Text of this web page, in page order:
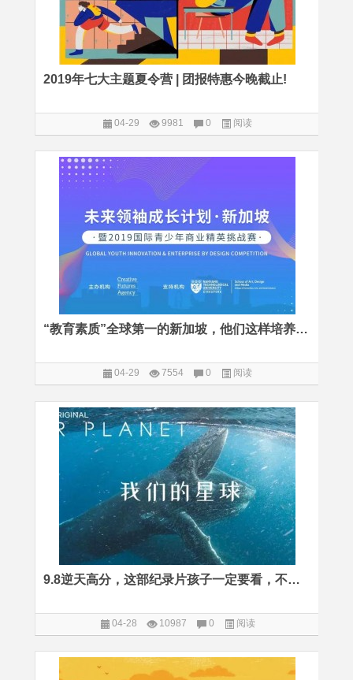
2019年七大主题夏令营 | 团报特惠今晚截止!
04-29 9981 0 阅读
“教育素质”全球第一的新加坡，他们这样培养孩子的商业意识
04-29 7554 0 阅读
9.8逆天高分，这部纪录片孩子一定要看，不仅仅因为大自然的美景
04-28 10987 0 阅读